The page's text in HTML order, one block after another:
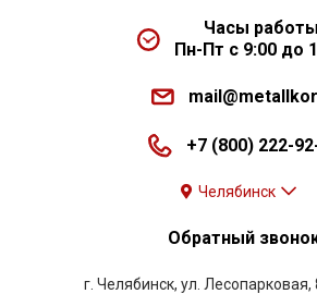
Часы
Пн-Пт с 9:00 до
+7 (800) 222-
Челябинск
Обратный
г. Челябинск, ул.